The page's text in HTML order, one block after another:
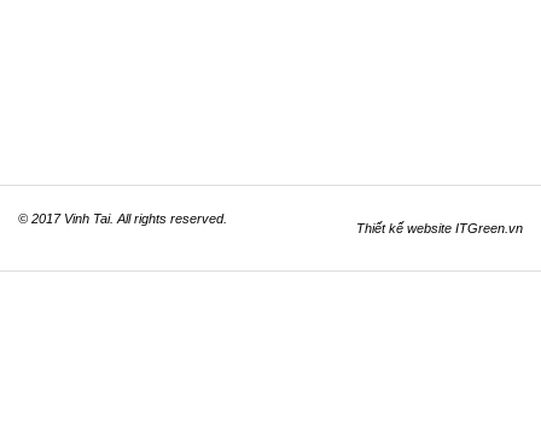
© 2017 Vinh Tai. All rights reserved.
Thiết kế website ITGreen.vn